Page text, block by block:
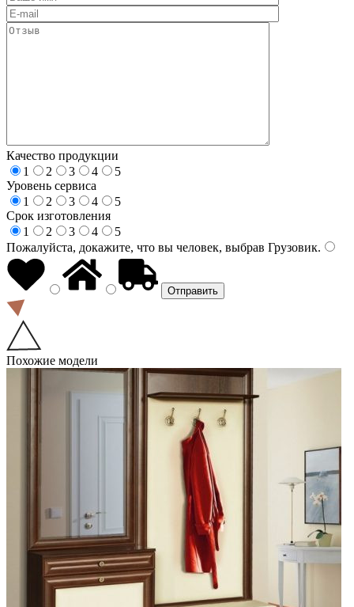
Качество продукции
1
2 3 4
5
Уровень сервиса
1
2 3 4
5
Срок изготовления
1
2 3 4
5
Пожалуйста, докажите, что вы человек, выбрав Грузовик.
Похожие модели